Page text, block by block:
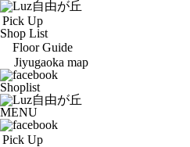
Pick Up
Shop List
Floor Guide
Jiyugaoka map
Shoplist
MENU
Pick Up